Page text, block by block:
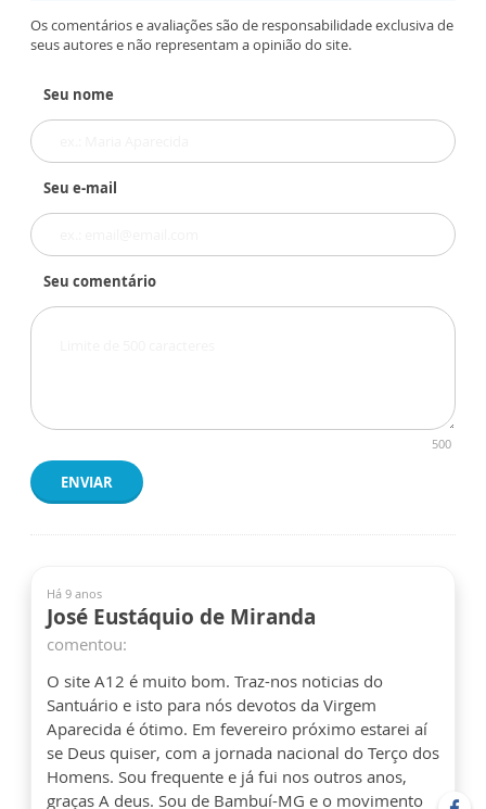
Os comentários e avaliações são de responsabilidade exclusiva de
seus autores e não representam a opinião do site.
Seu nome
Seu e-mail
Seu comentário
500
ENVIAR
Há 9 anos
José Eustáquio de Miranda
comentou:
O site A12 é muito bom. Traz-nos noticias do
Santuário e isto para nós devotos da Virgem
Aparecida é ótimo. Em fevereiro próximo estarei aí
se Deus quiser, com a jornada nacional do Terço dos
Homens. Sou frequente e já fui nos outros anos,
graças A deus. Sou de Bambuí-MG e o movimento